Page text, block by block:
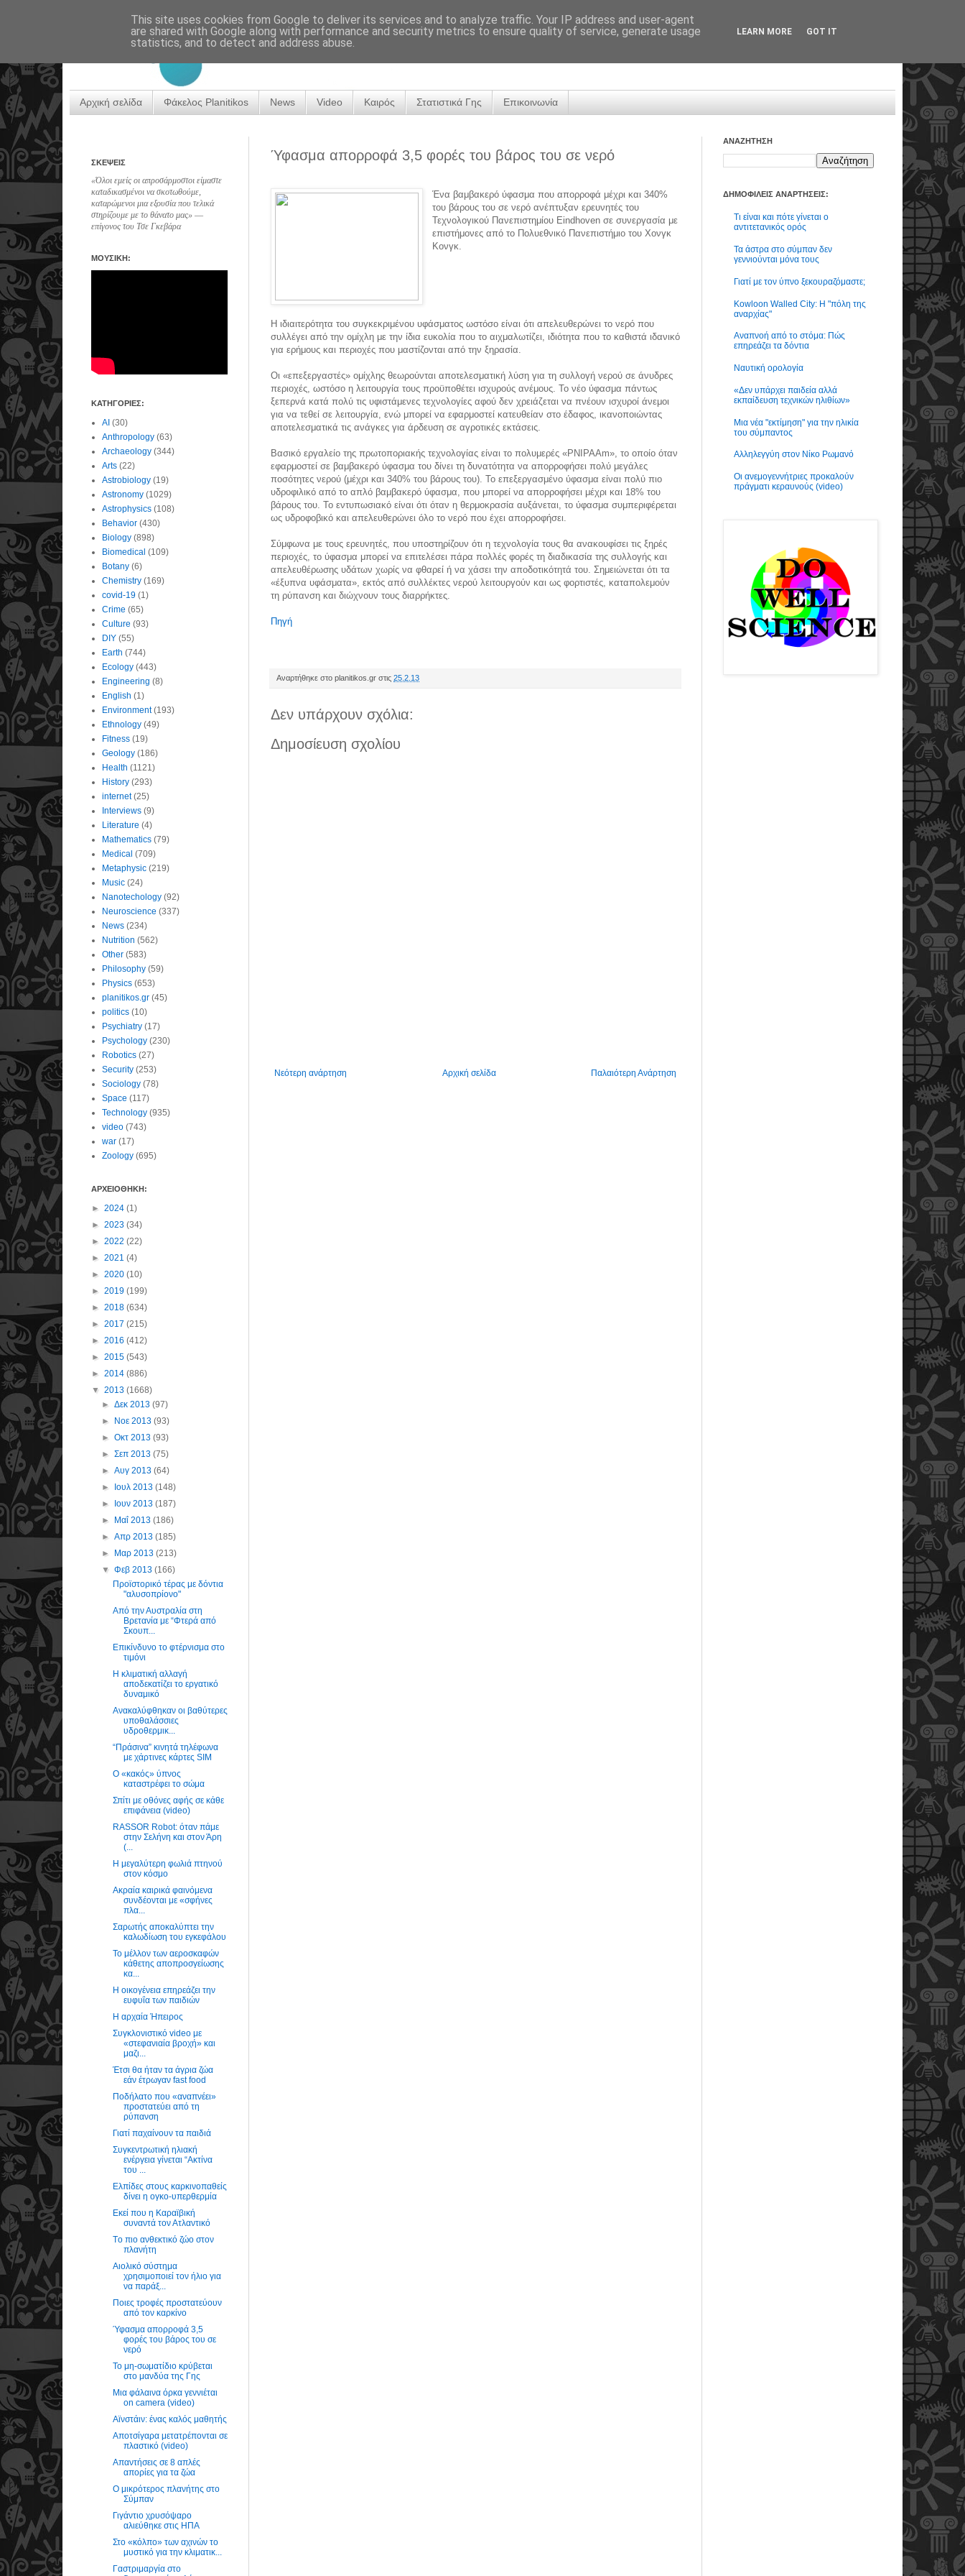
Αρχική σελίδα Φάκελος Planitikos News Video Καιρός Στατιστικά Γης Επικοινωνία
Ύφασμα απορροφά 3,5 φορές του βάρος του σε νερό
Ένα βαμβακερό ύφασμα που απορροφά μέχρι και 340%
του βάρους του σε νερό ανέπτυξαν ερευνητές του
Τεχνολογικού Πανεπιστημίου Eindhoven σε συνεργασία με
επιστήμονες από το Πολυεθνικό Πανεπιστήμιο του Χονγκ
Κονγκ.
Η ιδιαιτερότητα του συγκεκριμένου υφάσματος ωστόσο είναι ότι απελευθερώνει το νερό που
συλλέγει από την ομίχλη με την ίδια ευκολία που το αιχμαλωτίζει, ιδιότητα που το καθιστά ιδανικό
για ερήμους και περιοχές που μαστίζονται από την ξηρασία.
Οι «επεξεργαστές» ομίχλης θεωρούνται αποτελεσματική λύση για τη συλλογή νερού σε άνυδρες
περιοχές, ωστόσο η λειτουργία τους προϋποθέτει ισχυρούς ανέμους. Το νέο ύφασμα πάντως
ξεπερνά κατά πολύ τις υφιστάμενες τεχνολογίες αφού δεν χρειάζεται να πνέουν ισχυροί άνεμοι
για να τεθεί σε λειτουργία, ενώ μπορεί να εφαρμοστεί κατευθείαν στο έδαφος, ικανοποιώντας
αποτελεσματικά τις ανάγκες για άρδευση σε αγροτικές εκτάσεις.
Βασικό εργαλείο της πρωτοποριακής τεχνολογίας είναι το πολυμερές «PNIPAAm», το οποίο όταν
εφαρμοστεί σε βαμβακερό ύφασμα του δίνει τη δυνατότητα να απορροφήσει πολύ μεγάλες
ποσότητες νερού (μέχρι και 340% του βάρους του). Το επεξεργασμένο ύφασμα είναι πολύ πιο
υδροφιλικό από το απλό βαμβακερό ύφασμα, που μπορεί να απορροφήσει μέχρι και 18% του
βάρους του. Το εντυπωσιακό είναι ότι όταν η θερμοκρασία αυξάνεται, το ύφασμα συμπεριφέρεται
ως υδροφοβικό και απελευθερώνει όλο το νερό που έχει απορροφήσει.
Σύμφωνα με τους ερευνητές, που υποστηρίζουν ότι η τεχνολογία τους θα ανακουφίσει τις ξηρές
περιοχές, το ύφασμα μπορεί να επιτελέσει πάρα πολλές φορές τη διαδικασία της συλλογής και
απελευθέρωσης υδάτων χωρίς να φθαρεί ή να χάσει την αποδοτικότητά του. Σημειώνεται ότι τα
«έξυπνα υφάσματα», εκτός από συλλέκτες νερού λειτουργούν και ως φορτιστές, καταπολεμούν
τη ρύπανση και διώχνουν τους διαρρήκτες.
Πηγή
Αναρτήθηκε στο planitikos.gr στις 25.2.13
Δεν υπάρχουν σχόλια:
Δημοσίευση σχολίου
Νεότερη ανάρτηση Παλαιότερη Ανάρτηση
Αρχική σελίδα
ΣΚΕΨΕΙΣ
«Όλοι εμείς οι απροσάρμοστοι είμαστε
καταδικασμένοι να σκοτωθούμε,
καταρώμενοι μια εξουσία που τελικά
στηρίζουμε με το θάνατο μας» ―
επίγονος του Τσε Γκεβάρα
ΜΟΥΣΙΚΗ:
ΚΑΤΗΓΟΡΙΕΣ:
AI (30)
Anthropology (63)
Archaeology (344)
Arts (22)
Astrobiology (19)
Astronomy (1029)
Astrophysics (108)
Behavior (430)
Biology (898)
Biomedical (109)
Botany (6)
Chemistry (169)
covid-19 (1)
Crime (65)
Culture (93)
DIY (55)
Earth (744)
Ecology (443)
Engineering (8)
English (1)
Environment (193)
Ethnology (49)
Fitness (19)
Geology (186)
Health (1121)
History (293)
internet (25)
Interviews (9)
Literature (4)
Mathematics (79)
Medical (709)
Metaphysic (219)
Music (24)
Nanotechology (92)
Neuroscience (337)
News (234)
Nutrition (562)
Other (583)
Philosophy (59)
Physics (653)
planitikos.gr (45)
politics (10)
Psychiatry (17)
Psychology (230)
Robotics (27)
Security (253)
Sociology (78)
Space (117)
Technology (935)
video (743)
war (17)
Zoology (695)
ΑΡΧΕΙΟΘΗΚΗ:
► 2024 (1)
► 2023 (34)
► 2022 (22)
► 2021 (4)
► 2020 (10)
► 2019 (199)
► 2018 (634)
► 2017 (215)
► 2016 (412)
► 2015 (543)
► 2014 (886)
▼ 2013 (1668)
►Δεκ 2013(97)
► Νοε 2013(93)
►Οκτ 2013(93)
►Σεπ 2013(75)
►Αυγ 2013(64)
► Ιουλ 2013(148)
► Ιουν 2013(187)
► Μαΐ 2013(186)
►Απρ 2013(185)
► Μαρ 2013(213)
▼Φεβ 2013(166)
Προϊστορικό τέρας με δόντια
"αλυσοπρίονο"
Από την Αυστραλία στη
Βρετανία με “Φτερά από
Σκουπ...
Επικίνδυνο το φτέρνισμα στο
τιμόνι
Η κλιματική αλλαγή
αποδεκατίζει το εργατικό
δυναμικό
Ανακαλύφθηκαν οι βαθύτερες
υποθαλάσσιες
υδροθερμικ...
“Πράσινα” κινητά τηλέφωνα
με χάρτινες κάρτες SIM
Ο «κακός» ύπνος
καταστρέφει το σώμα
Σπίτι με οθόνες αφής σε κάθε
επιφάνεια (video)
RASSOR Robot: όταν πάμε
στην Σελήνη και στον Άρη
(...
Η μεγαλύτερη φωλιά πτηνού
στον κόσμο
Ακραία καιρικά φαινόμενα
συνδέονται με «σφήνες
πλα...
Σαρωτής αποκαλύπτει την
καλωδίωση του εγκεφάλου
Το μέλλον των αεροσκαφών
κάθετης αποπροσγείωσης
κα...
Η οικογένεια επηρεάζει την
ευφυΐα των παιδιών
Η αρχαία Ήπειρος
Συγκλονιστικό video με
«στεφανιαία βροχή» και
μαζι...
Έτσι θα ήταν τα άγρια ζώα
εάν έτρωγαν fast food
Ποδήλατο που «αναπνέει»
προστατεύει από τη
ρύπανση
Γιατί παχαίνουν τα παιδιά
Συγκεντρωτική ηλιακή
ενέργεια γίνεται “Ακτίνα
του ...
Ελπίδες στους καρκινοπαθείς
δίνει η ογκο-υπερθερμία
Εκεί που η Καραϊβική
συναντά τον Ατλαντικό
Tο πιο ανθεκτικό ζώο στον
πλανήτη
Αιολικό σύστημα
χρησιμοποιεί τον ήλιο για
να παράξ...
Ποιες τροφές προστατεύουν
από τον καρκίνο
Ύφασμα απορροφά 3,5
φορές του βάρος του σε
νερό
Το μη-σωματίδιο κρύβεται
στο μανδύα της Γης
Μια φάλαινα όρκα γεννιέται
on camera (video)
Αϊνστάιν: ένας καλός μαθητής
Αποτσίγαρα μετατρέπονται σε
πλαστικό (video)
Απαντήσεις σε 8 απλές
απορίες για τα ζώα
O μικρότερος πλανήτης στο
Σύμπαν
Γιγάντιο χρυσόψαρο
αλιεύθηκε στις ΗΠΑ
Στο «κόλπο» των αχινών το
μυστικό για την κλιματικ...
Γαστριμαργία στο
ΑΝΑΖΗΤΗΣΗ
ΔΗΜΟΦΙΛΕΙΣ ΑΝΑΡΤΗΣΕΙΣ:
Τι είναι και πότε γίνεται ο
αντιτετανικός ορός
Τα άστρα στο σύμπαν δεν
γεννιούνται μόνα τους
Γιατί με τον ύπνο ξεκουραζόμαστε;
Kowloon Walled City: Η "πόλη της
αναρχίας"
Αναπνοή από το στόμα: Πώς
επηρεάζει τα δόντια
Ναυτική ορολογία
«Δεν υπάρχει παιδεία αλλά
εκπαίδευση τεχνικών ηλιθίων»
Μια νέα "εκτίμηση" για την ηλικία
του σύμπαντος
Αλληλεγγύη στον Νίκο Ρωμανό
Οι ανεμογεννήτριες προκαλούν
πράγματι κεραυνούς (video)
This site uses cookies from Google to deliver its services and to analyze traffic. Your IP address and user-agent
are shared with Google along with performance and security metrics to ensure quality of service, generate usage
statistics, and to detect and address abuse.
LEARN MORE GOT IT